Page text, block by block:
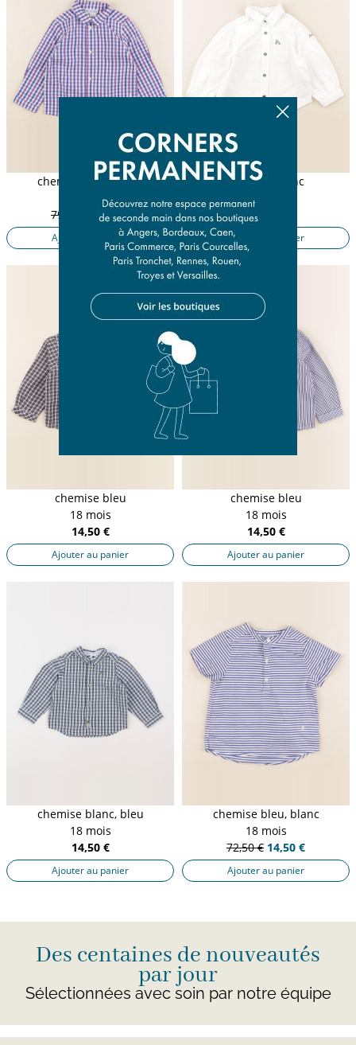
chemise bleu, violet
18 mois
79,50 €
15,90 €
Ajouter au panier
chemise blanc
18 mois
14,50 €
Ajouter au panier
chemise bleu
18 mois
14,50 €
Ajouter au panier
chemise bleu
18 mois
14,50 €
Ajouter au panier
chemise blanc, bleu
18 mois
14,50 €
Ajouter au panier
chemise bleu, blanc
18 mois
72,50 € 14,50 €
Ajouter au panier
Des centaines de nouveautés
par jour
Sélectionnées avec soin par notre équipe